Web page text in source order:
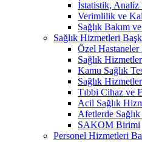
İstatistik, Analiz
Verimlilik ve
Sağlık Bakım
Sağlık Hizmetleri
Özel
Sağlık
Kamu Sağlık
Sağlık
Tıbbi Cihaz ve
Acil Sağlık
Afetlerde
SAKOM Birimi
Personel Hizmetleri